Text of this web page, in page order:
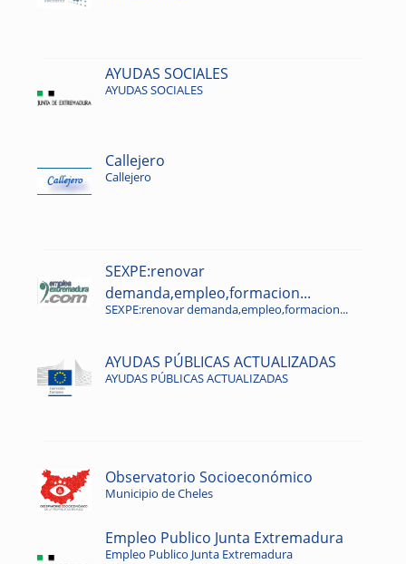
AYUDAS SOCIALES
AYUDAS SOCIALES
Callejero
Callejero
SEXPE:renovar
demanda,empleo,formacion...
SEXPE:renovar demanda,empleo,formacion...
AYUDAS PÚBLICAS ACTUALIZADAS
AYUDAS PÚBLICAS ACTUALIZADAS
Observatorio Socioeconómico
Municipio de Cheles
Empleo Publico Junta Extremadura
Empleo Publico Junta Extremadura